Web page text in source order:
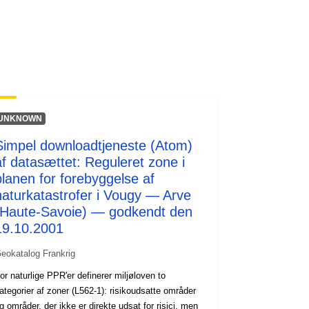
downloadtjeneste (Atom)
datasættet: Reguleret zone i
for forebyggelse af
i Vougy — Arve
Savoie) — godkendt den
Frankrig
naturlige PPR'er definerer miljøloven to
af zoner (L562-1): risikoudsatte områder
områder, der ikke er direkte udsat for risici, men